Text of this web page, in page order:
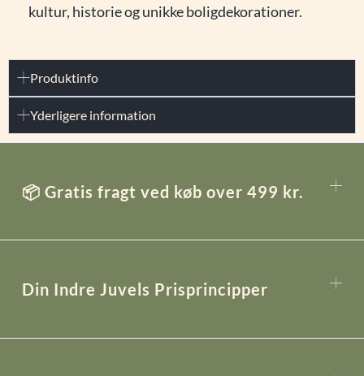
kultur, historie og unikke boligdekorationer.
Produktinfo
Yderligere information
📦 Gratis fragt ved køb over 499 kr.
Din Indre Juvels Prisprincipper